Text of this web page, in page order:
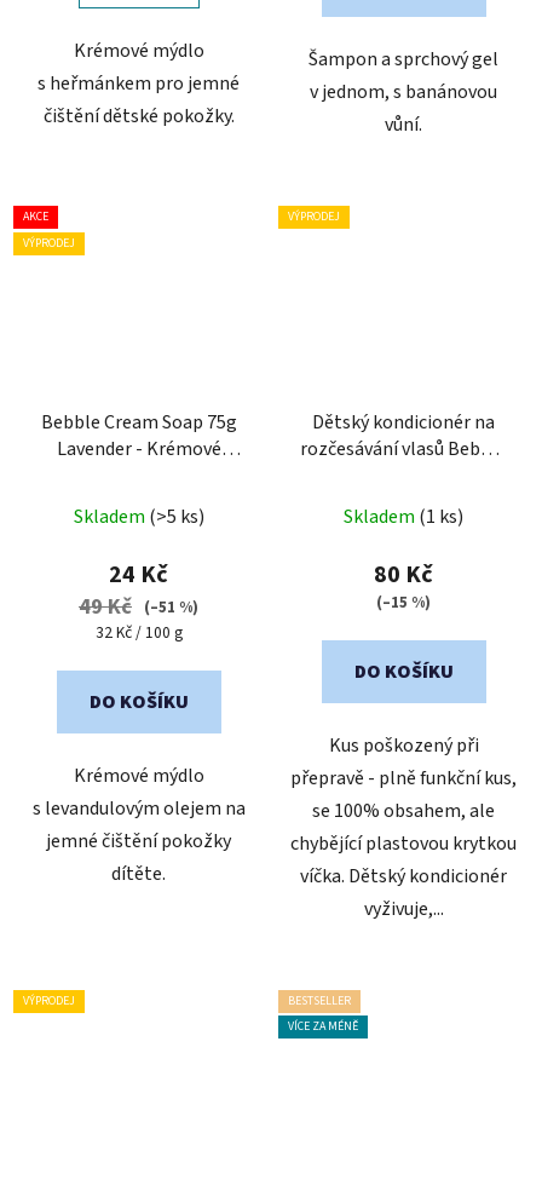
Krémové mýdlo
s heřmánkem pro jemné
čištění dětské pokožky.
Šampon a sprchový gel
v jednom, s banánovou
vůní.
AKCE
VÝPRODEJ
Bebble Cream Soap 75g
Lavender - Krémové
olejem
Skladem (>5 ks)
24 Kč
49 Kč (–51 %)
Měrná
32 Kč / 100 g
DO KOŠÍKU
Krémové mýdlo
s levandulovým olejem na
jemné čištění pokožky
dítěte.
VÝPRODEJ
Dětský kondicionér na
rozčesávání vlasů Bebble
víčka)
Skladem (1 ks)
80 Kč
(–15 %)
DO KOŠÍKU
Kus poškozený při
přepravě - plně funkční kus,
se 100% obsahem, ale
chybějící plastovou krytkou
víčka. Dětský kondicionér
vyživuje,...
VÝPRODEJ
BESTSELLER
VÍCE ZA MÉNĚ